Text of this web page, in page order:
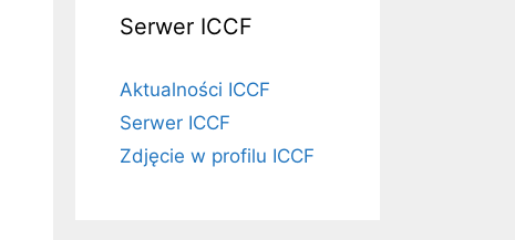
Serwer ICCF
Aktualności ICCF
Serwer ICCF
Zdjęcie w profilu ICCF